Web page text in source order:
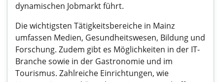
dynamischen Jobmarkt führt.
Die wichtigsten Tätigkeitsbereiche in Mainz
umfassen Medien, Gesundheitswesen, Bildung und
Forschung. Zudem gibt es Möglichkeiten in der IT-
Branche sowie in der Gastronomie und im
Tourismus. Zahlreiche Einrichtungen, wie